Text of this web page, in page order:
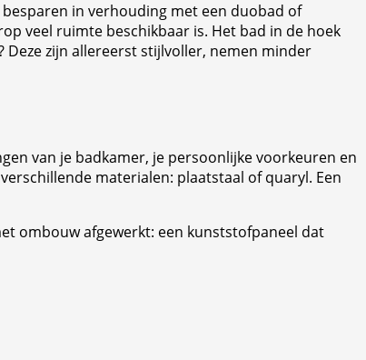
in verhouding met een duobad of
veel ruimte beschikbaar is. Het bad in de hoek
zijn allereerst stijlvoller, nemen minder
van je badkamer, je persoonlijke voorkeuren en
materialen: plaatstaal of quaryl. Een
ombouw afgewerkt: een kunststofpaneel dat